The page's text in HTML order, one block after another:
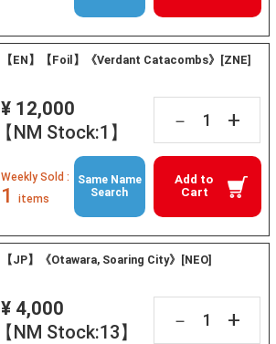
【EN】【Foil】《Verdant Catacombs》[ZNE]
¥ 12,000
【NM Stock:1】
－ +
Add to
Cart
Weekly Sold :
1 items
Same Name
Search
【JP】《Otawara, Soaring City》[NEO]
¥ 4,000
【NM Stock:13】
－ +